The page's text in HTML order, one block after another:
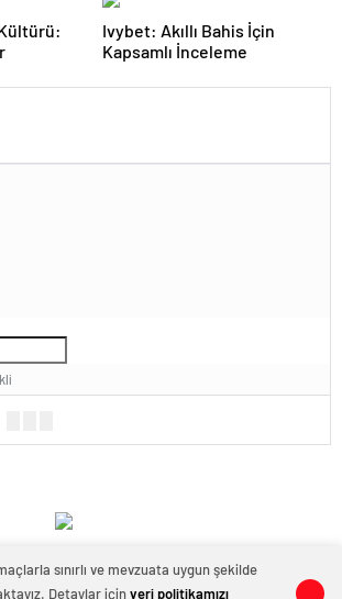
0
Ivybet: Akıllı Bahis İçin
Kapsamlı İnceleme
sınırlı ve mevzuata uygun şekilde
Detaylar içinveri politikamızı